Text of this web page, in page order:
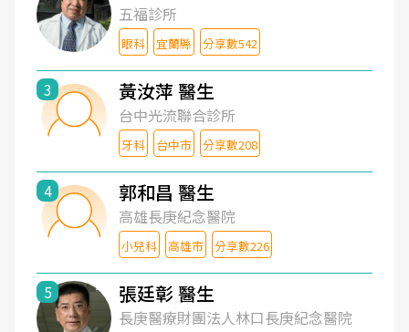
五福診所
眼科 宜蘭縣 分享數542
3 黃汝萍 醫生
台中光流聯合診所
牙科 台中市 分享數208
4 郭和昌 醫生
高雄長庚紀念醫院
小兒科 高雄市 分享數226
5 張廷彰 醫生
長庚醫療財團法人林口長庚紀念醫院